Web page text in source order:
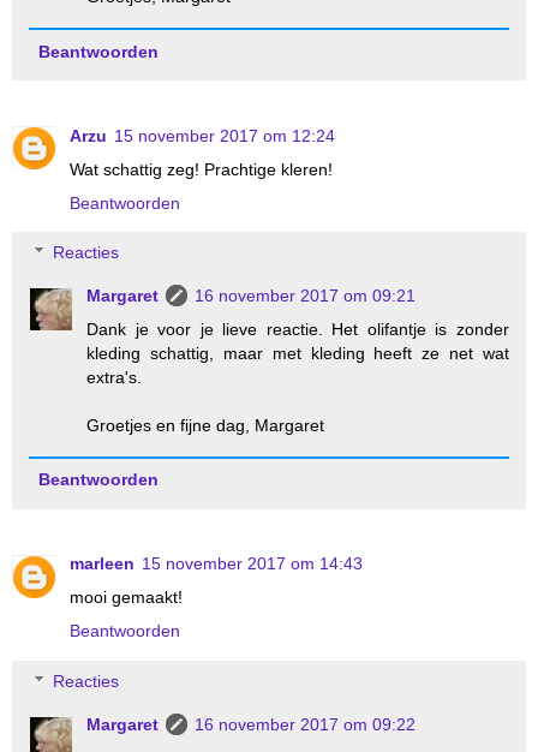
Beantwoorden
Arzu 15 november 2017 om 12:24
Wat schattig zeg! Prachtige kleren!
Beantwoorden
Reacties
Margaret
16 november 2017 om 09:21
Dank je voor je lieve reactie. Het olifantje is zonder
kleding schattig, maar met kleding heeft ze net wat
extra's.
Groetjes en fijne dag, Margaret
Beantwoorden
marleen 15 november 2017 om 14:43
mooi gemaakt!
Beantwoorden
Reacties
Margaret
16 november 2017 om 09:22